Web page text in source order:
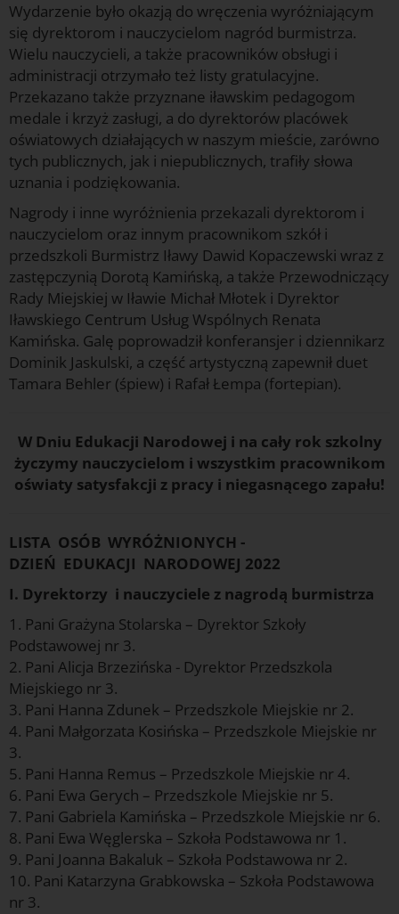
Wydarzenie było okazją do wręczenia wyróżniającym
się dyrektorom i nauczycielom nagród burmistrza.
Wielu nauczycieli, a także pracowników obsługi i
administracji otrzymało też listy gratulacyjne.
Przekazano także przyznane iławskim pedagogom
medale i krzyż zasługi, a do dyrektorów placówek
oświatowych działających w naszym mieście, zarówno
tych publicznych, jak i niepublicznych, trafiły słowa
uznania i podziękowania.
Nagrody i inne wyróżnienia przekazali dyrektorom i
nauczycielom oraz innym pracownikom szkół i
przedszkoli Burmistrz Iławy Dawid Kopaczewski wraz z
zastępczynią Dorotą Kamińską, a także Przewodniczący
Rady Miejskiej w Iławie Michał Młotek i Dyrektor
Iławskiego Centrum Usług Wspólnych Renata
Kamińska. Galę poprowadził konferansjer i dziennikarz
Dominik Jaskulski, a część artystyczną zapewnił duet
Tamara Behler (śpiew) i Rafał Łempa (fortepian).
W Dniu Edukacji Narodowej i na cały rok szkolny
życzymy nauczycielom i wszystkim pracownikom
oświaty satysfakcji z pracy i niegasnącego zapału!
LISTA OSÓB WYRÓŻNIONYCH -
DZIEŃ EDUKACJI NARODOWEJ 2022
I. Dyrektorzy i nauczyciele z nagrodą burmistrza
1. Pani Grażyna Stolarska – Dyrektor Szkoły
Podstawowej nr 3.
2. Pani Alicja Brzezińska - Dyrektor Przedszkola
Miejskiego nr 3.
3. Pani Hanna Zdunek – Przedszkole Miejskie nr 2.
4. Pani Małgorzata Kosińska – Przedszkole Miejskie nr
3.
5. Pani Hanna Remus – Przedszkole Miejskie nr 4.
6. Pani Ewa Gerych – Przedszkole Miejskie nr 5.
7. Pani Gabriela Kamińska – Przedszkole Miejskie nr 6.
8. Pani Ewa Węglerska – Szkoła Podstawowa nr 1.
9. Pani Joanna Bakaluk – Szkoła Podstawowa nr 2.
10. Pani Katarzyna Grabkowska – Szkoła Podstawowa
nr 3.